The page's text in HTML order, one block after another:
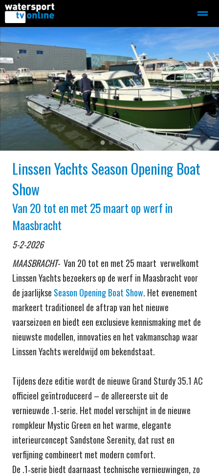
Zeilen Motorboot-sloep Redactie
Home Contact Bellen Zoeken
●●●
Linssen Yachts Season Opening Boat
Show
Van 20 tot en met 25 maart op werf in
Maasbracht
5-2-2026
MAASBRACHT- Van 20 tot en met 25 maart verwelkomt
Linssen Yachts bezoekers op de werf in Maasbracht voor
de jaarlijkse Season Opening Boat Show. Het evenement
markeert traditioneel de aftrap van het nieuwe
vaarseizoen en biedt een exclusieve kennismaking met de
nieuwste modellen, innovaties en het vakmanschap waar
Linssen Yachts wereldwijd om bekendstaat.
Tijdens deze editie wordt de nieuwe Grand Sturdy 35.1 AC
officieel geïntroduceerd – de allereerste uit de
vernieuwde .1-serie. Het model verschijnt in de nieuwe
rompkleur Mystic Green en het warme, elegante
interieurconcept Sandstone Serenity, dat rust en
verfijning combineert met modern comfort.
De .1‑serie biedt daarnaast technische vernieuwingen, zo